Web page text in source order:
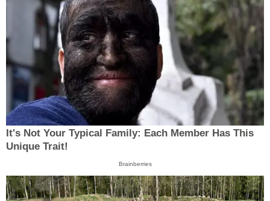
It's Not Your Typical Family: Each Member Has This
Unique Trait!
Brainberries